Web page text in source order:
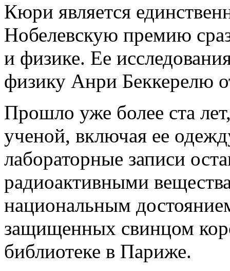
Кюри является
Нобелевскую премию
и физике. Ее
физику Анри Беккерелю
Прошло уже более ста
ученой, включая ее
лабораторные записи
радиоактивными
национальным
защищенных свинцом
библиотеке в Париже.